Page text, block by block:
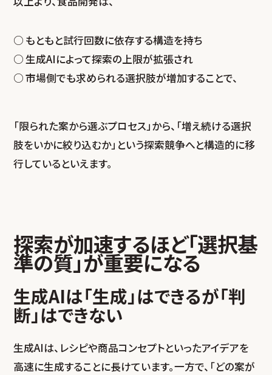
もともと試行回数に依存する構造を持ち
生成AIによって探索の上限が拡張され
市場側でも求められる選択肢が増加することで、
「限られた案から選ぶプロセス」から、「増え続ける選択
肢をいかに絞り込むか」という探索競争へと構造的に移
行しているといえます。
探索が加速するほど「選択基
準の質」が重要になる
生成AIは「生成」はできるが「判
断」はできない
生成AIは、レシピや商品コンセプトといったアイデアを
高速に生成することに長けています。一方で、「どの案が